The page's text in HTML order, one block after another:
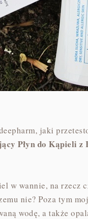
jaki
Płyn do Kąpieli z
w wannie, na
nie? Poza tym
wodę, a także